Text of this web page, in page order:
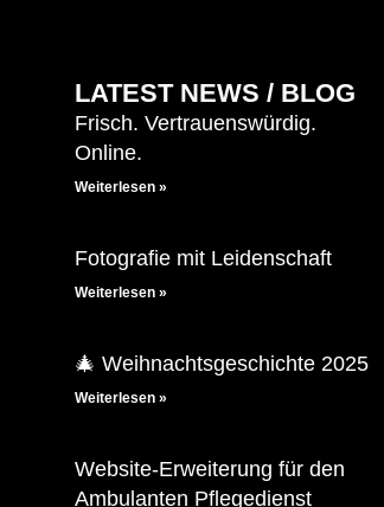
LATEST NEWS / BLOG
Frisch. Vertrauenswürdig.
Online.
Weiterlesen »
Fotografie mit Leidenschaft
Weiterlesen »
🎄 Weihnachtsgeschichte 2025
Weiterlesen »
Website-Erweiterung für den
Ambulanten Pflegedienst